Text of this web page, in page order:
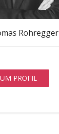
Rohregger
PROFIL